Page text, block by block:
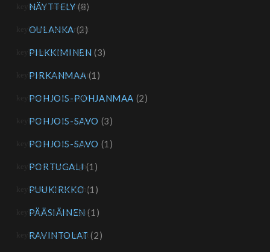
NÄYTTELY (8)
OULANKA (2)
PILKKIMINEN (3)
PIRKANMAA (1)
POHJOIS-POHJANMAA (2)
POHJOIS-SAVO (3)
POHJOIS-SAVO (1)
PORTUGALI (1)
PUUKIRKKO (1)
PÄÄSIÄINEN (1)
RAVINTOLAT (2)